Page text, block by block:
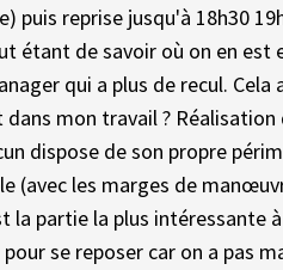
puis reprise jusqu'à 18h30
étant de savoir où on en est
qui a plus de recul. Cela
mon travail ?
dispose de son propre
(avec les marges de
partie la plus intéressante
se reposer car on a pas